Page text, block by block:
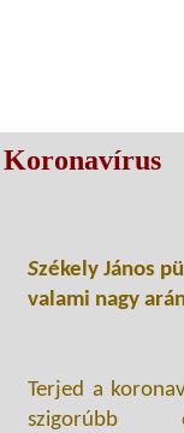
Koronavírus
Székely János
valami nagy
Terjed a
szigorúbb